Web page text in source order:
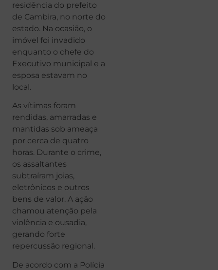
residência do prefeito
de Cambira, no norte do
estado. Na ocasião, o
imóvel foi invadido
enquanto o chefe do
Executivo municipal e a
esposa estavam no
local.
As vítimas foram
rendidas, amarradas e
mantidas sob ameaça
por cerca de quatro
horas. Durante o crime,
os assaltantes
subtraíram joias,
eletrônicos e outros
bens de valor. A ação
chamou atenção pela
violência e ousadia,
gerando forte
repercussão regional.
De acordo com a Polícia